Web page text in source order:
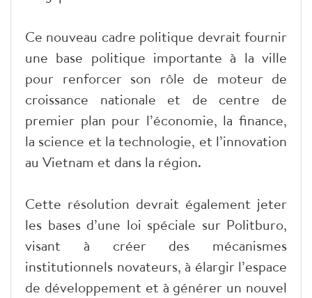
Ce nouveau cadre politique devrait fournir
une base politique importante à la ville
pour renforcer son rôle de moteur de
croissance nationale et de centre de
premier plan pour l’économie, la finance,
la science et la technologie, et l’innovation
au Vietnam et dans la région.
Cette résolution devrait également jeter
les bases d’une loi spéciale sur Politburo,
visant à créer des mécanismes
institutionnels novateurs, à élargir l’espace
de développement et à générer un nouvel